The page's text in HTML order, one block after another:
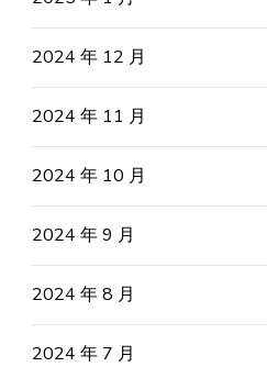
2024 年 12 月
2024 年 11 月
2024 年 10 月
2024 年 9 月
2024 年 8 月
2024 年 7 月